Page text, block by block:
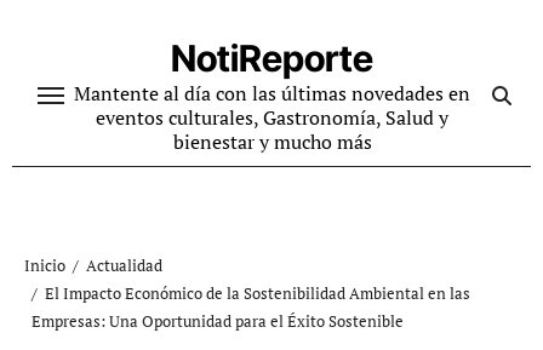
contenido
NotiReporte
Mantente al día con las últimas novedades en
eventos culturales, Gastronomía, Salud y
bienestar y mucho más
Inicio
Actualidad
El Impacto Económico de la Sostenibilidad Ambiental en las
Empresas: Una Oportunidad para el Éxito Sostenible